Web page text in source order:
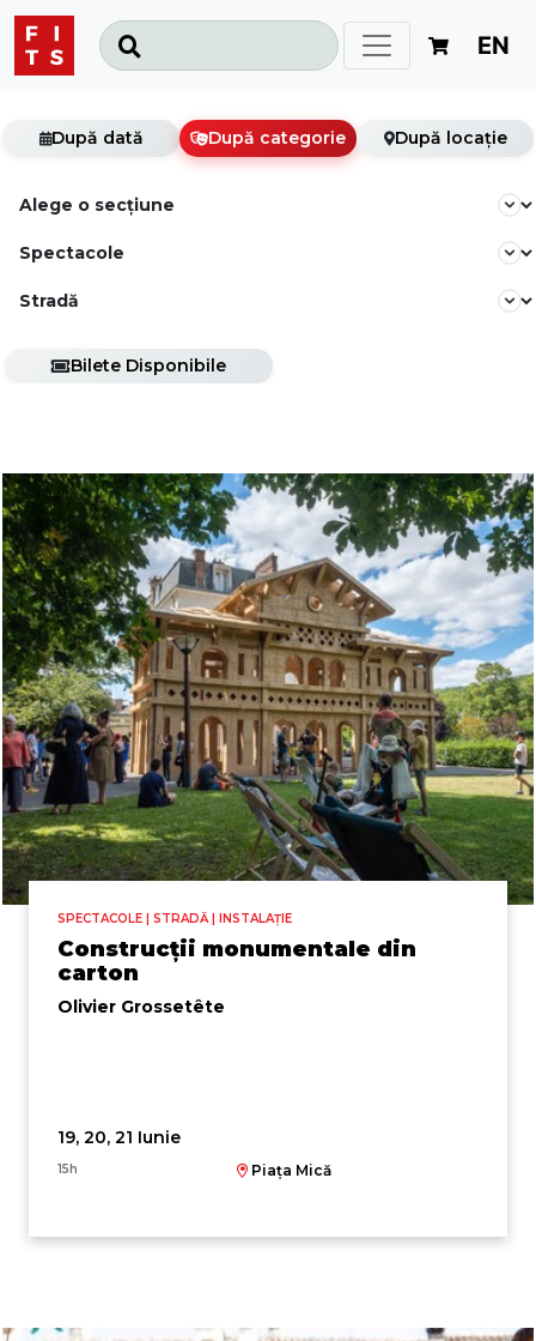
EN
După dată După categorie După locație
Bilete Disponibile
SPECTACOLE | STRADĂ | INSTALAȚIE
Construcții monumentale din
carton
Olivier Grossetête
19, 20, 21 Iunie
15h Piața Mică